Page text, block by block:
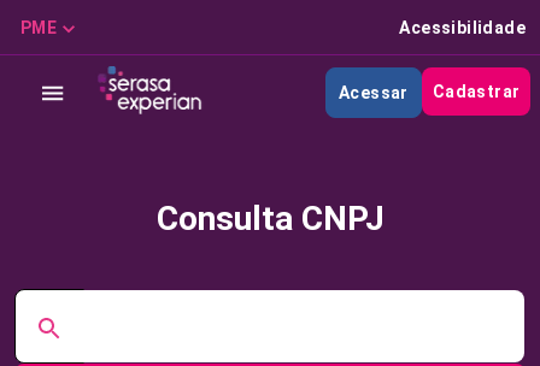
PME Acessibilidade
Acessar Cadastrar
Consulta CNPJ